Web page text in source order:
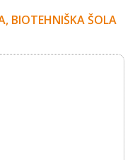
BIOTEHNIŠKA ŠOLA